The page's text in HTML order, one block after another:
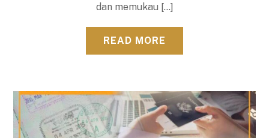
dan memukau […]
READ MORE